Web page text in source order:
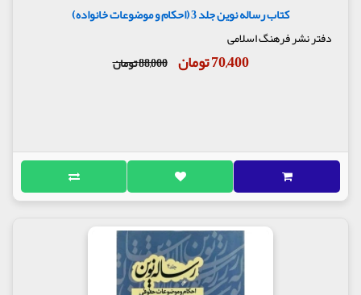
کتاب رساله نوین جلد 3 (احکام و موضوعات خانواده)
دفتر نشر فرهنگ اسلامی
70,400 تومان 88,000 تومان